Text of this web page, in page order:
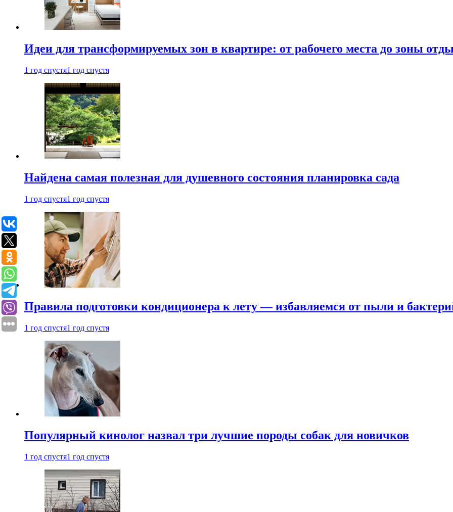
Идеи для трансформируемых зон в квартире: от рабочего места до зоны
1 год спустя1 год спустя
Найдена самая полезная для душевного состояния планировка сада
1 год спустя1 год спустя
Правила подготовки кондиционера к лету — избавляемся от пыли и
1 год спустя1 год спустя
Популярный кинолог назвал три лучшие породы собак для новичков
1 год спустя1 год спустя